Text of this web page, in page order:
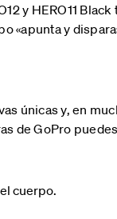
y HERO11
«apunta y
únicas y, en
de GoPro
cuerpo.